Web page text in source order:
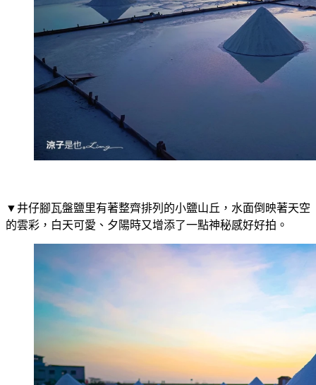
▼井仔腳瓦盤鹽里有著整齊排列的小鹽山丘，水面倒映著天空
的雲彩，白天可愛、夕陽時又增添了一點神秘感好好拍。